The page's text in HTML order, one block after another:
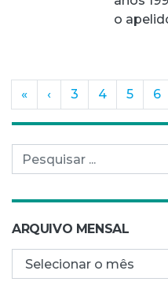
o
« ‹ 3 4 5 6
Pesquisar por:
ARQUIVO MENSAL
Arquivo mensal